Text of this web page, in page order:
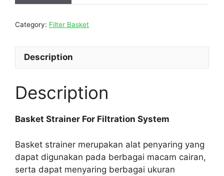
Category: Filter Basket
Description
Description
Basket Strainer For Filtration System
Basket strainer merupakan alat penyaring yang
dapat digunakan pada berbagai macam cairan,
serta dapat menyaring berbagai ukuran